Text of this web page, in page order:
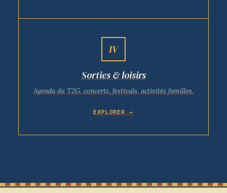
IV
Sorties & loisirs
Agenda du T2G, concerts, festivals, activités familles.
EXPLORER →